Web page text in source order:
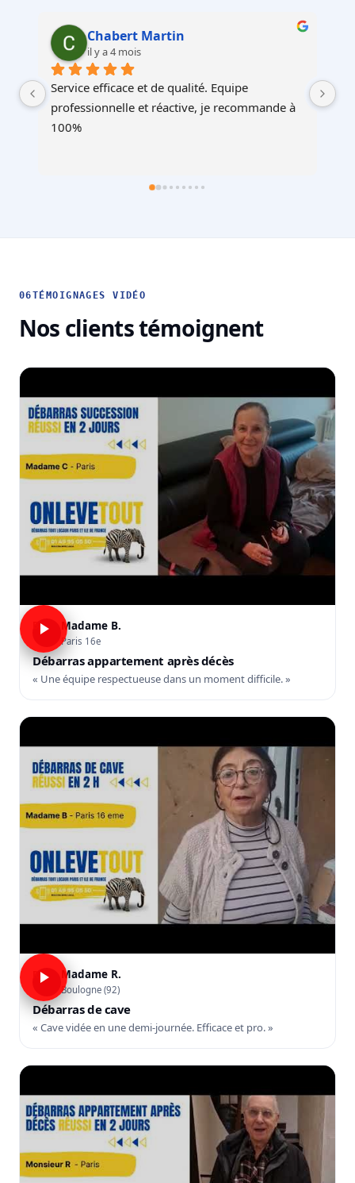
Martin Faliu
il y a 4 mois
Service au top, devis ultra rapide et cohérent,
équipes professionnelles et soignéesJe
recommande !
06TÉMOIGNAGES VIDÉO
Nos clients témoignent
Madame B.
Paris 16e
Débarras appartement après décès
« Une équipe respectueuse dans un moment difficile. »
Madame R.
Boulogne (92)
Débarras de cave
« Cave vidée en une demi-journée. Efficace et pro. »